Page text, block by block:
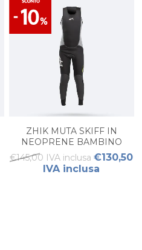
ZHIK MUTA SKIFF IN
NEOPRENE BAMBINO
€145,00 IVA inclusa €130,50
IVA inclusa